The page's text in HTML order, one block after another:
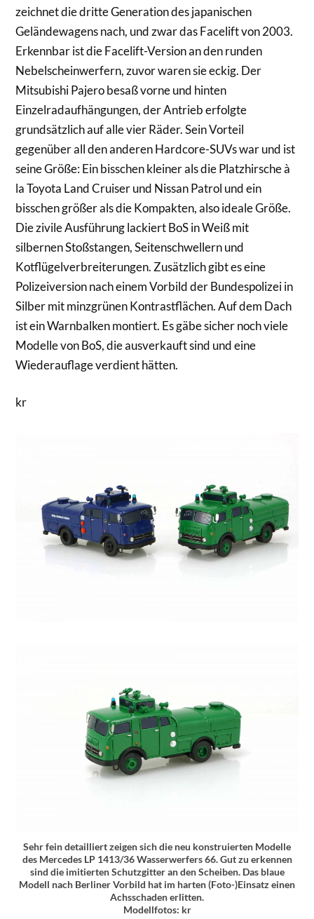
zeichnet die dritte Generation des japanischen
Geländewagens nach, und zwar das Facelift von 2003.
Erkennbar ist die Facelift-Version an den runden
Nebelscheinwerfern, zuvor waren sie eckig. Der
Mitsubishi Pajero besaß vorne und hinten
Einzelradaufhängungen, der Antrieb erfolgte
grundsätzlich auf alle vier Räder. Sein Vorteil
gegenüber all den anderen Hardcore-SUVs war und ist
seine Größe: Ein bisschen kleiner als die Platzhirsche à
la Toyota Land Cruiser und Nissan Patrol und ein
bisschen größer als die Kompakten, also ideale Größe.
Die zivile Ausführung lackiert BoS in Weiß mit
silbernen Stoßstangen, Seitenschwellern und
Kotflügelverbreiterungen. Zusätzlich gibt es eine
Polizeiversion nach einem Vorbild der Bundespolizei in
Silber mit minzgrünen Kontrastflächen. Auf dem Dach
ist ein Warnbalken montiert. Es gäbe sicher noch viele
Modelle von BoS, die ausverkauft sind und eine
Wiederauflage verdient hätten.
kr
Sehr fein detailliert zeigen sich die neu konstruierten Modelle
des Mercedes LP 1413/36 Wasserwerfers 66. Gut zu erkennen
sind die imitierten Schutzgitter an den Scheiben. Das blaue
Modell nach Berliner Vorbild hat im harten (Foto-)Einsatz einen
Achsschaden erlitten.
Modellfotos: kr